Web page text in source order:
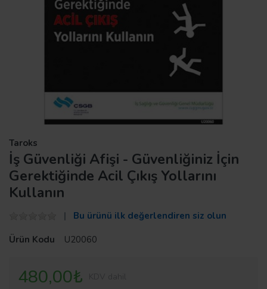
Taroks
İş Güvenliği Afişi - Güvenliğiniz İçin
Gerektiğinde Acil Çıkış Yollarını
Kullanın
Bu ürünü ilk değerlendiren siz olun
Ürün Kodu
U20060
480,00₺